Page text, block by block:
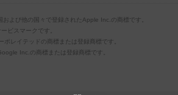
よび他の国々で登録されたApple Inc.の商標です。
ビスマークです。
レイテッドの商標または登録商標です。
Inc.の商標または登録商標です。